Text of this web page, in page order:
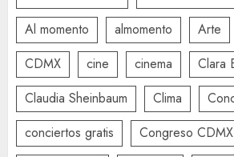
Al momento
almomento Arte
CDMX
cine cinema
Clara
Claudia Sheinbaum
Clima
conciertos gratis
Congreso CDMX